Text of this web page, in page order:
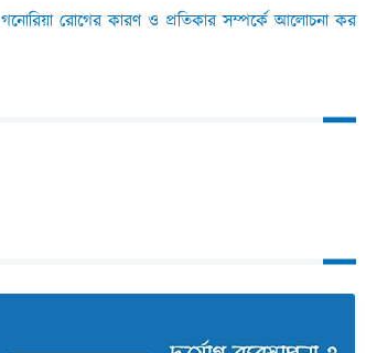
গনোরিয়া রোগের কারণ ও প্রতিকার সম্পর্কে আলোচনা কর